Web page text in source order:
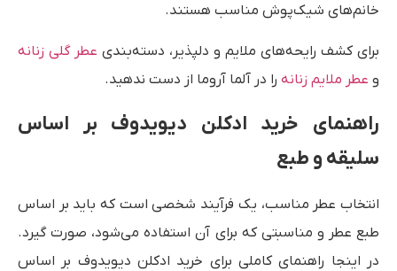
خانم‌های شیک‌پوش مناسب هستند.
برای کشف رایحه‌های ملایم و دلپذیر، دسته‌بندی عطر گلی زنانه
و عطر ملایم زنانه را در آلما آروما از دست ندهید.
راهنمای خرید ادکلن دیویدوف بر اساس
سلیقه و طبع
انتخاب عطر مناسب، یک فرآیند شخصی است که باید بر اساس
طبع عطر و مناسبتی که برای آن استفاده می‌شود، صورت گیرد.
در اینجا راهنمای کاملی برای خرید ادکلن دیویدوف بر اساس